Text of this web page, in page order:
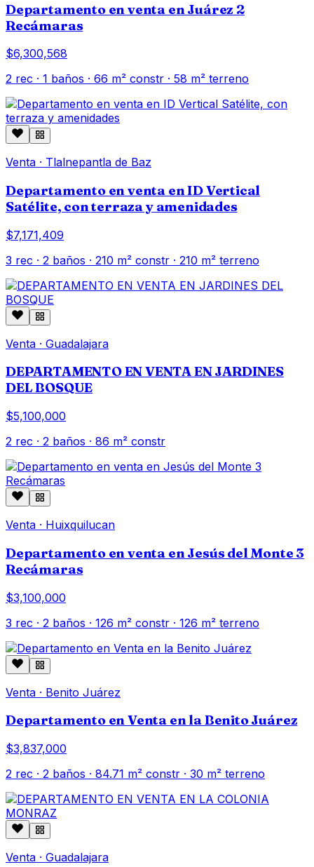
Departamento en venta en Juárez 2
Recámaras
$6,300,568
2 rec · 1 baños · 66 m² constr · 58 m² terreno
Venta · Tlalnepantla de Baz
Departamento en venta en ID Vertical
Satélite, con terraza y amenidades
$7,171,409
3 rec · 2 baños · 210 m² constr · 210 m² terreno
Venta · Guadalajara
DEPARTAMENTO EN VENTA EN JARDINES
DEL BOSQUE
$5,100,000
2 rec · 2 baños · 86 m² constr
Venta · Huixquilucan
Departamento en venta en Jesús del Monte 3
Recámaras
$3,100,000
3 rec · 2 baños · 126 m² constr · 126 m² terreno
Venta · Benito Juárez
Departamento en Venta en la Benito Juárez
$3,837,000
2 rec · 2 baños · 84.71 m² constr · 30 m² terreno
Venta · Guadalajara